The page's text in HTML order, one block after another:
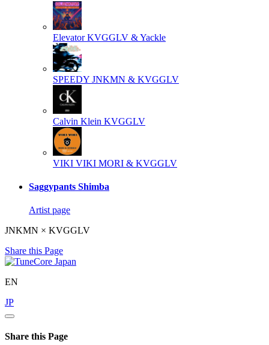
Elevator KVGGLV & Yackle
SPEEDY JNKMN & KVGGLV
Calvin Klein KVGGLV
VIKI VIKI MORI & KVGGLV
Saggypants Shimba
Artist page
JNKMN × KVGGLV
Share this Page
EN
JP
Share this Page